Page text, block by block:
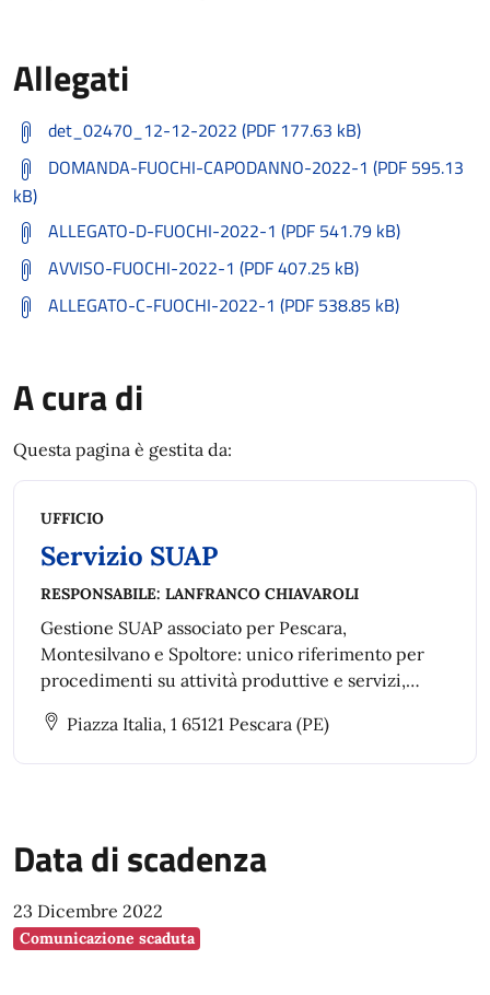
Allegati
det_02470_12-12-2022 (PDF 177.63 kB)
DOMANDA-FUOCHI-CAPODANNO-2022-1 (PDF 595.13
kB)
ALLEGATO-D-FUOCHI-2022-1 (PDF 541.79 kB)
AVVISO-FUOCHI-2022-1 (PDF 407.25 kB)
ALLEGATO-C-FUOCHI-2022-1 (PDF 538.85 kB)
A cura di
Questa pagina è gestita da:
UFFICIO
Servizio SUAP
RESPONSABILE: LANFRANCO CHIAVAROLI
Gestione SUAP associato per Pescara,
Montesilvano e Spoltore: unico riferimento per
procedimenti su attività produttive e servizi,
semplificando autorizzazioni, trasformazioni,
ampliamenti, trasferimenti, cessazioni e
riattivazioni.
Piazza Italia, 1 65121 Pescara (PE)
Data di scadenza
23 Dicembre 2022
Comunicazione scaduta